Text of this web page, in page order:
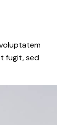
fugit, sed